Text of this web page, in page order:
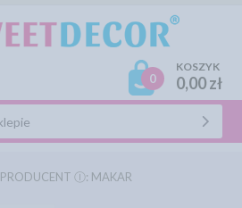
0
KOSZYK
0,00 zł
PRODUCENT Ⓘ: MAKAR